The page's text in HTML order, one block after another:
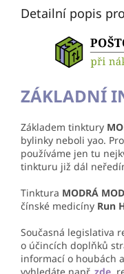
Detailní popis
ZÁKLADNÍ
Základem tinktury
bylinky neboli yao.
používáme jen tu
tinkturu již dál
Tinktura MODRÁ
čínské medicíny Run
Současná legislativa
o účincích doplňků
informací o houbách
vyhledáte např. zde,